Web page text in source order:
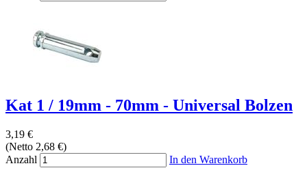
Kat 1 / 19mm - 70mm - Universal Bolzen
3,19 €
(Netto 2,68 €)
Anzahl
In den Warenkorb